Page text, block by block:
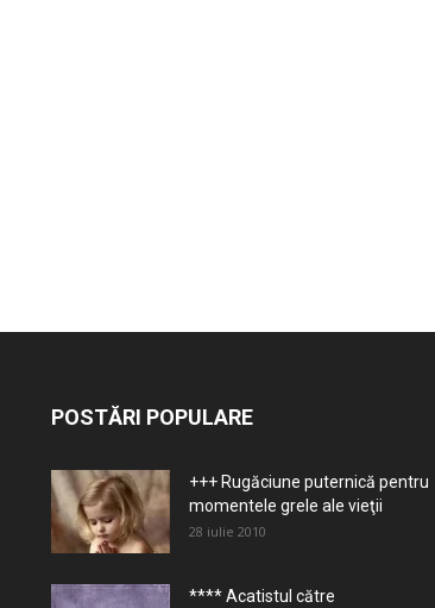
POSTĂRI POPULARE
+++ Rugăciune puternică pentru
momentele grele ale vieţii
28 iulie 2010
**** Acatistul către